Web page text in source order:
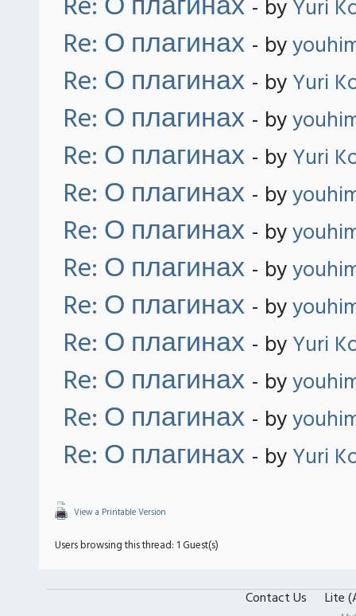
- byYuri
Re: О плагинах - by
Re: О плагинах - byYuri
Re: О плагинах - by
Re: О плагинах - byYuri
Re: О плагинах - by
Re: О плагинах - by
Re: О плагинах - by
Re: О плагинах - by
Re: О плагинах - byYuri
Re: О плагинах - by
Re: О плагинах - by
Re: О плагинах - byYuri
View a Printable Version
Users browsing this thread: 1 Guest(s)
Contact Us Lite